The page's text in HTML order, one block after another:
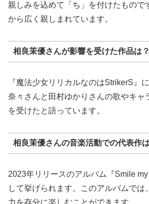
親しみを込めて「ち」を付けたもので
から広く親しまれています。
相良茉優さんが影響を受けた作品は？
『魔法少女リリカルなのはStrikerS』
奈々さんと田村ゆかりさんの歌やキャ
を受けたと語っています。
相良茉優さんの音楽活動での代表作
2023年リリースのアルバム『Smile
して挙げられます。このアルバムでは
力を存分に楽しむことができます。